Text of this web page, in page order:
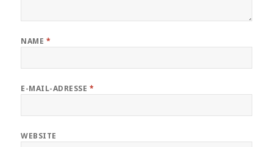
NAME *
E-MAIL-ADRESSE *
WEBSITE